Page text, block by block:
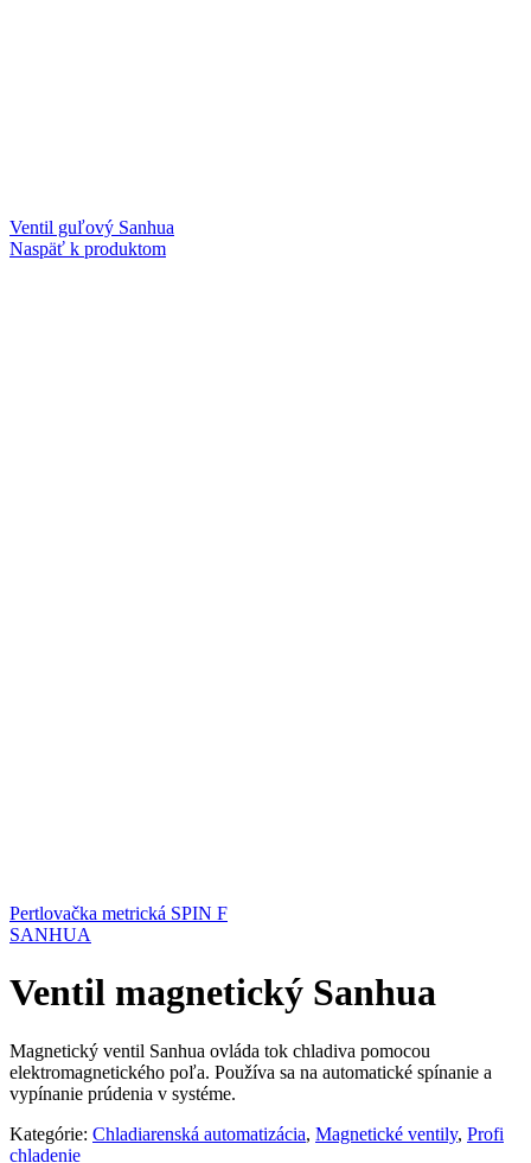
Ventil guľový Sanhua
Naspäť k produktom
Pertlovačka metrická SPIN F
SANHUA
Ventil magnetický Sanhua
Magnetický ventil Sanhua ovláda tok chladiva pomocou
elektromagnetického poľa. Používa sa na automatické spínanie a
vypínanie prúdenia v systéme.
Kategórie: Chladiarenská automatizácia, Magnetické ventily, Profi
chladenie